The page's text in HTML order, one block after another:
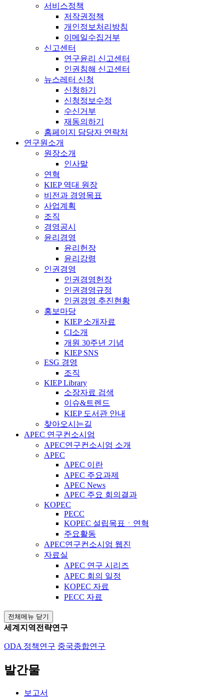
서비스정책
저작권정책
개인정보처리방침
이메일수집거부
신고센터
연구윤리 신고센터
인권침해 신고센터
뉴스레터 신청
신청하기
신청정보수정
수신거부
재동의하기
홈페이지 담당자 연락처
연구원소개
원장소개
인사말
연혁
KIEP 역대 원장
비전과 경영목표
사업계획
조직
경영공시
윤리경영
윤리헌장
윤리강령
인권경영
인권경영헌장
인권경영규정
인권경영 추진현황
홍보마당
KIEP 소개자료
CI소개
개원 30주년 기념
KIEP SNS
ESG 경영
조직
KIEP Library
소장자료 검색
이슈&트렌드
KIEP 도서관 안내
찾아오시는길
APEC 연구컨소시엄
APEC연구컨소시엄 소개
APEC
APEC 이란
APEC 주요과제
APEC News
APEC 주요 회의결과
KOPEC
PECC
KOPEC 설립목표ㆍ연혁
주요활동
APEC연구컨소시엄 웹진
자료실
APEC 연구 시리즈
APEC 회의 일정
KOPEC 자료
PECC 자료
전체메뉴 닫기
세계지역전략연구
ODA 정책연구 중국종합연구
발간물
보고서